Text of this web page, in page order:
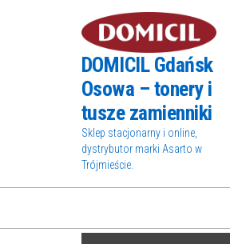
DOMICIL Gdańsk
Osowa – tonery i
tusze zamienniki
Sklep stacjonarny i online,
dystrybutor marki Asarto w
Trójmieście.